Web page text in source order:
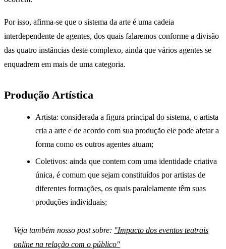
Por isso, afirma-se que o sistema da arte é uma cadeia
interdependente de agentes, dos quais falaremos conforme a divisão
das quatro instâncias deste complexo, ainda que vários agentes se
enquadrem em mais de uma categoria.
Produção Artística
Artista: considerada a figura principal do sistema, o artista
cria a arte e de acordo com sua produção ele pode afetar a
forma como os outros agentes atuam;
Coletivos: ainda que contem com uma identidade criativa
única, é comum que sejam constituídos por artistas de
diferentes formações, os quais paralelamente têm suas
produções individuais;
Veja também nosso post sobre: "Impacto dos eventos teatrais
online na relação com o público"